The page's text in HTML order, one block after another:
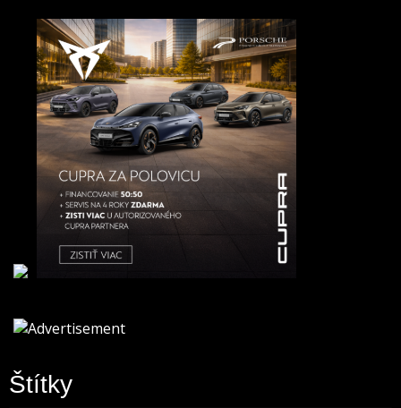
Štítky